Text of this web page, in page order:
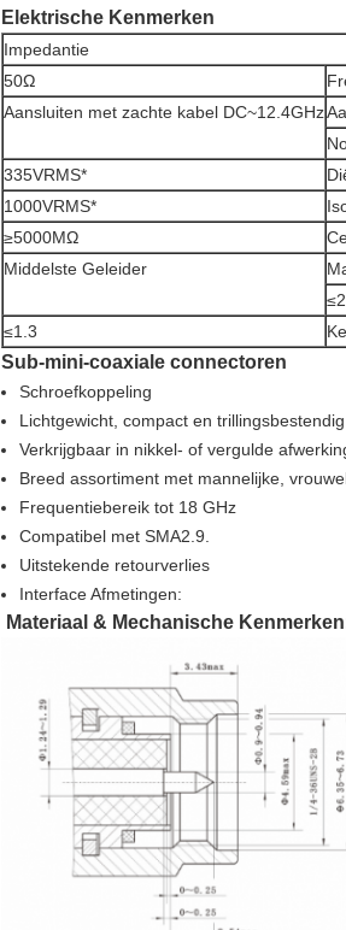
Elektrische Kenmerken
Impedantie
50Ω
Aansluiten met zachte kabel DC~12.4GHz
335VRMS*
1000VRMS*
≥5000MΩ
Middelste Geleider
≤1.3
Sub-mini-coaxiale connectoren
Schroefkoppeling
Lichtgewicht, compact en
Verkrijgbaar in nikkel- of vergulde
Breed assortiment met mannelijke,
Frequentiebereik tot 18 GHz
Compatibel met SMA2.9.
Uitstekende retourverlies
Interface Afmetingen:
Materiaal & Mechanische